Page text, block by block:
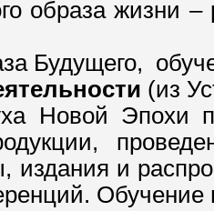
образа жизни
Будущего,
(из
Новой Эпохи
издания и